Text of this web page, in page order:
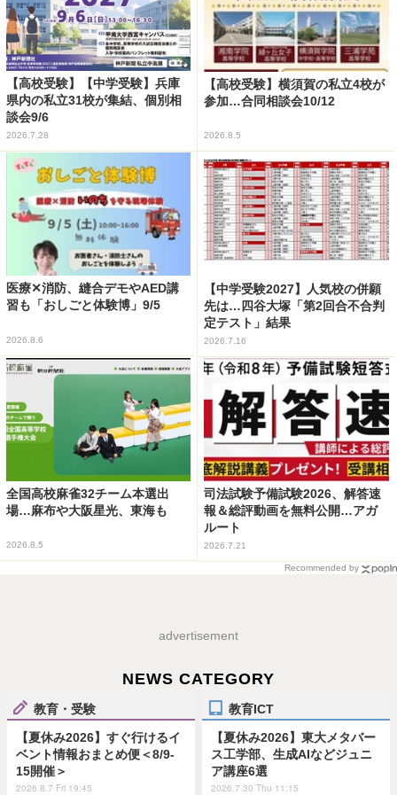
【高校受験】【中学受験】兵庫
県内の私立31校が集結、個別相
談会9/6
2026.7.28
【高校受験】横須賀の私立4校が
参加…合同相談会10/12
2026.8.5
医療✕消防、縫合デモやAED講
習も「おしごと体験博」9/5
2026.8.6
【中学受験2027】人気校の併願
先は…四谷大塚「第2回合不合判
定テスト」結果
2026.7.16
全国高校麻雀32チーム本選出
場…麻布や大阪星光、東海も
2026.8.5
司法試験予備試験2026、解答速
報＆総評動画を無料公開…アガ
ルート
2026.7.21
Recommended by
advertisement
NEWS CATEGORY
教育・受験
【夏休み2026】すぐ行けるイ
ベント情報おまとめ便＜8/9-
15開催＞
2026.8.7 Fri 19:45
教育ICT
【夏休み2026】東大メタバー
ス工学部、生成AIなどジュニ
ア講座6選
2026.7.30 Thu 11:15